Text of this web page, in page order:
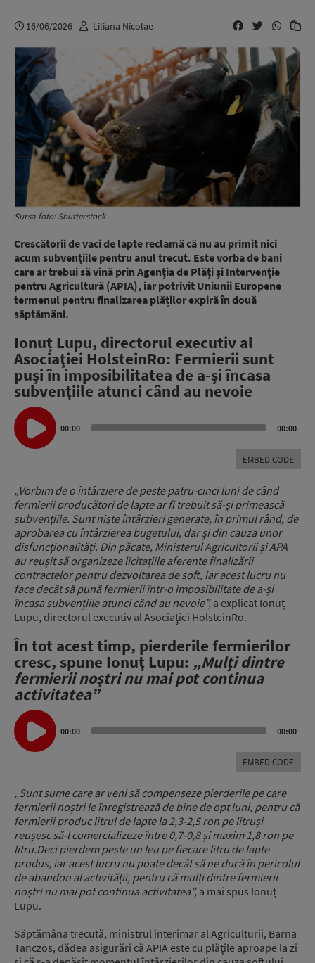
16/06/2026 Liliana Nicolae
Sursa foto: Shutterstock
Crescătorii de vaci de lapte reclamă că nu au primit nici
acum subvențiile pentru anul trecut. Este vorba de bani
care ar trebui să vină prin Agenţia de Plăţi şi Intervenţie
pentru Agricultură (APIA), iar potrivit Uniunii Europene
termenul pentru finalizarea plăților expiră în două
săptămâni.
Ionuț Lupu, directorul executiv al
Asociaţiei HolsteinRo: Fermierii sunt
puși în imposibilitatea de a-și încasa
subvențiile atunci când au nevoie
Audio
Player
00:00 00:00
EMBED CODE
„Vorbim de o întârziere de peste patru-cinci luni de când
fermierii producători de lapte ar fi trebuit să-și primească
subvențiile. Sunt niște întârzieri generate, în primul rând, de
aprobarea cu întârzierea bugetului, dar și din cauza unor
disfuncționalități. Din păcate, Ministerul Agricultorii și APA
au reușit să organizeze licitațiile aferente finalizării
contractelor pentru dezvoltarea de soft, iar acest lucru nu
face decât să pună fermierii într-o imposibilitate de a-și
încasa subvențiile atunci când au nevoie”, a explicat Ionuț
Lupu, directorul executiv al Asociaţiei HolsteinRo.
În tot acest timp, pierderile fermierilor
cresc, spune Ionuț Lupu: „Mulți dintre
fermierii noștrinu mai pot continua
activitatea”
Audio
Player
00:00 00:00
EMBED CODE
„Sunt sume care ar veni să compenseze pierderile pe care
fermierii noștri le înregistreazădebine de opt luni, pentru că
fermierii produc litrul de lapte la 2,3-2,5 ron pe litruși
reușesc să-l comercializeze între 0,7-0,8 și maxim 1,8 ron pe
litru.Deci pierdem peste un leu pe fiecare litru de lapte
produs, iar acest lucru nu poatedecât să ne ducă în pericolul
de abandon al activității, pentru că mulți dintre fermierii
noștrinu mai pot continua activitatea”, a mai spus Ionuț
Lupu.
Săptămâna trecută, ministrul interimar al Agriculturii, Barna
Tanczos, dădea asigurări că APIA este cu plăţile aproape la zi